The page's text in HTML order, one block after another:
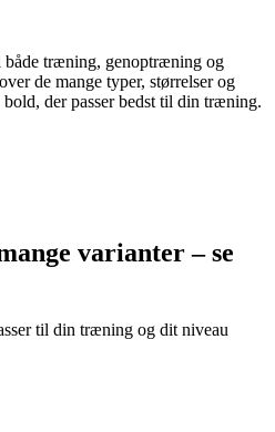
både træning, genoptræning og
de mange typer, størrelser og
der passer bedst til din træning.
varianter – se
til din træning og dit niveau